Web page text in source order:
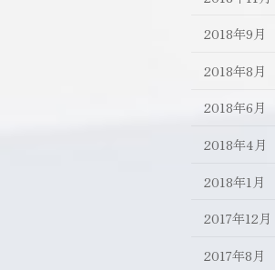
2018年9月
2018年8月
2018年6月
2018年4月
2018年1月
2017年12月
2017年8月